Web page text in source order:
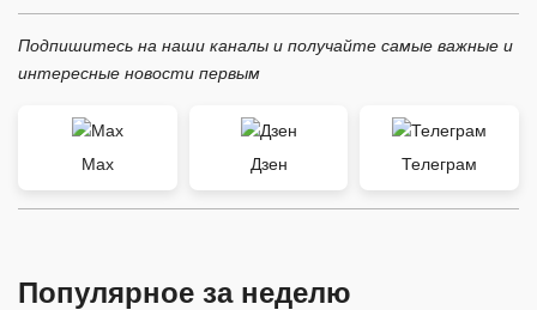
Подпишитесь на наши каналы и получайте самые важные и
интересные новости первым
Max Дзен Телеграм
Популярное за неделю